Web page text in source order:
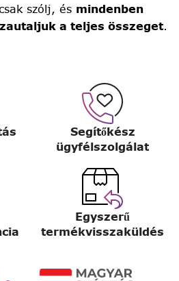
szólj, és mindenben
a teljes összeget.
Segítőkész
ügyfélszolgálat
Egyszerű
termékvisszaküldés